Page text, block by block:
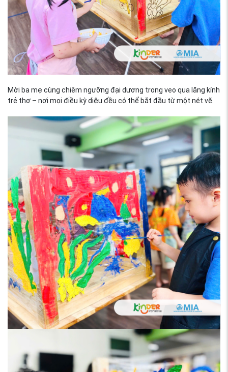
Mời ba mẹ cùng chiêm ngưỡng đại dương trong veo qua lăng kính
trẻ thơ – nơi mọi điều kỳ diệu đều có thể bắt đầu từ một nét vẽ.